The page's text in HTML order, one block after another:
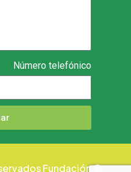
Número telefónico
Fundación